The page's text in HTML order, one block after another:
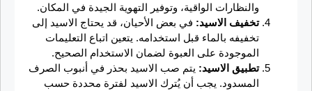
والنظارات الواقية، وتوفير التهوية الجيدة في المكان.
تخفيف الاسيد: في بعض الأحيان، قد يحتاج الاسيد إلى
تخفيفه بالماء قبل استخدامه. يتعين اتباع التعليمات
الموجودة على العبوة لضمان الاستخدام الصحيح.
تطبيق الاسيد: يتم صب الاسيد بحذر في أنبوب الصرف
المسدود. يجب أن يُترك الاسيد لفترة محددة حسب